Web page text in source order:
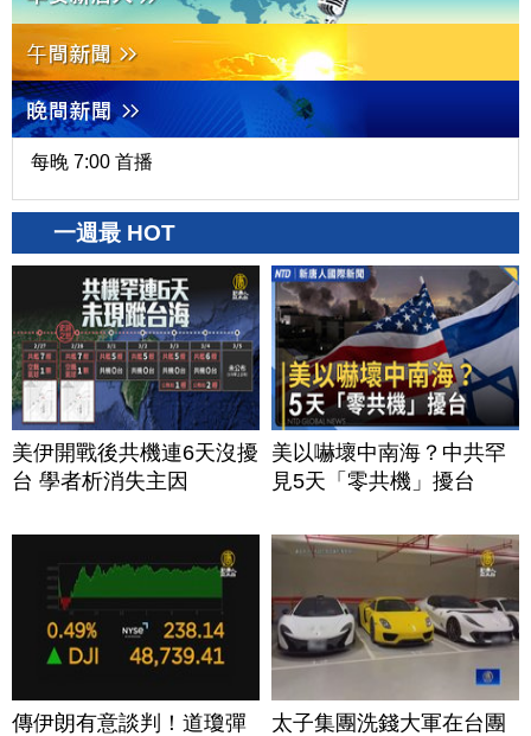
每晚 7:00 首播
一週最 HOT
美伊開戰後共機連6天沒擾
台 學者析消失主因
美以嚇壞中南海？中共罕
見5天「零共機」擾台
傳伊朗有意談判！道瓊彈
太子集團洗錢大軍在台團